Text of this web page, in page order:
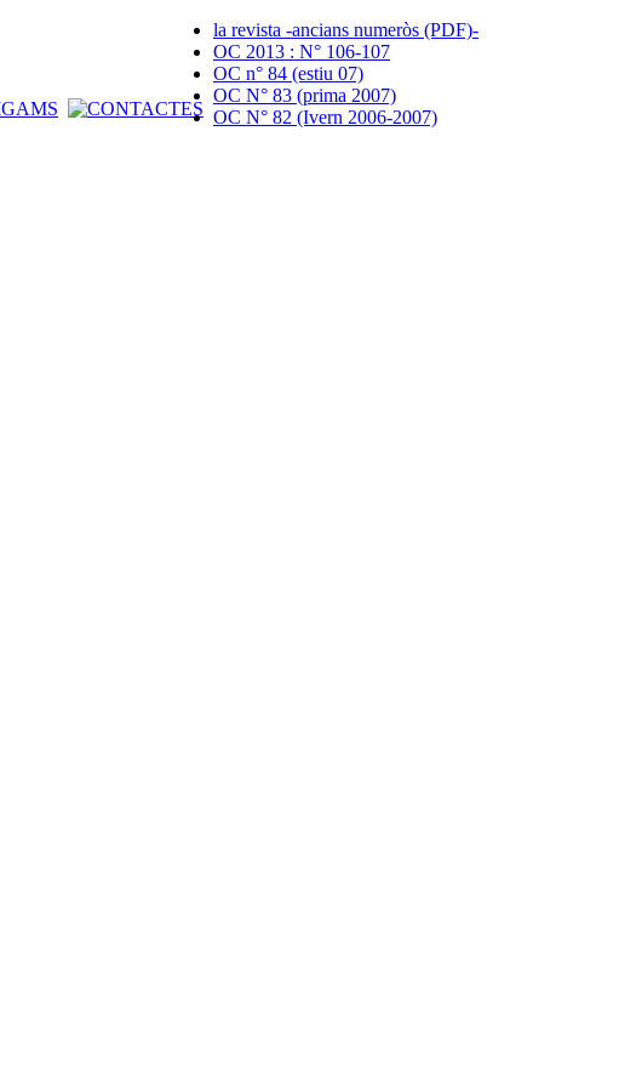
la revista -ancians numeròs (PDF)-
OC 2013 : N° 106-107
OC n° 84 (estiu 07)
OC N° 83 (prima 2007)
OC N° 82 (Ivern 2006-2007)